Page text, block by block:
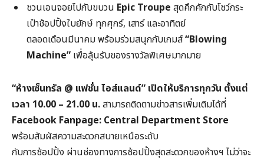
ชวนเอนจอยไปกับขบวน Epic Troupe สุดคึกคักกับโชว์กระ
เป๋าช้อปปิ้งใบยักษ์ ทุกศุกร์, เสาร์ และอาทิตย์
ตลอดเดือนมีนาคม พร้อมร่วมสนุกกับเกมส์“Blowing
Machine” เพื่อลุ้นรับของรางวัลพิเศษมากมาย
“ห้างเซ็นทรัล @ แฟชั่น ไอส์แลนด์” เปิดให้บริการทุกวัน ตั้งแต่
เวลา 10.00 – 21.00 น.สามารถติดตามข่าวสารเพิ่มเติมได้ที่
Facebook Fanpage: Central Department Store
พร้อมสัมผัสความสะดวกสบายเหนือระดับ
กับการช้อปปิ้ง ผ่านช่องทางการช้อปปิ้งสุดสะดวกของห้างฯ ไม่ว่าจะ